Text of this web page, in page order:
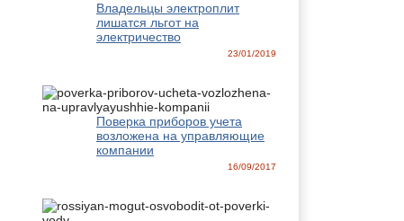
Владельцы электроплит
лишатся льгот на
электричество
23/01/2019
Поверка приборов учета
возложена на управляющие
компании
16/09/2017